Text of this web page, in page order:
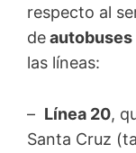
respecto al
deautobuses
las líneas:
– Línea 20,
Santa Cruz